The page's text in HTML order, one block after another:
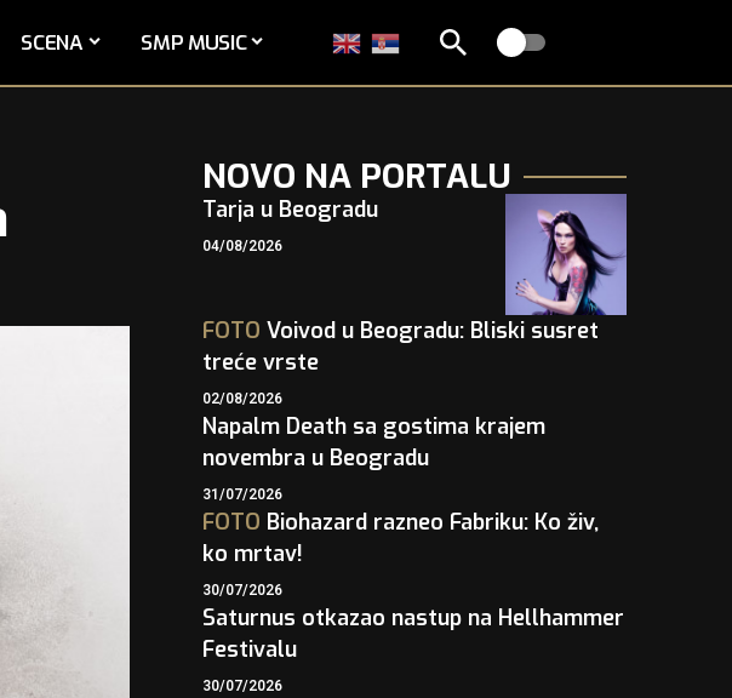
SCENA SMP MUSIC
NOVO NA PORTALU
Tarja u Beogradu
04/08/2026
FOTO Voivod u Beogradu: Bliski susret
treće vrste
02/08/2026
Napalm Death sa gostima krajem
novembra u Beogradu
31/07/2026
FOTO Biohazard razneo Fabriku: Ko živ,
ko mrtav!
30/07/2026
Saturnus otkazao nastup na Hellhammer
Festivalu
30/07/2026